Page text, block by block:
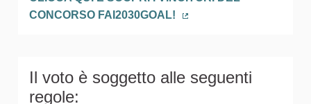
CONCORSO FAI2030GOAL!
Il voto è soggetto alle seguenti
regole: